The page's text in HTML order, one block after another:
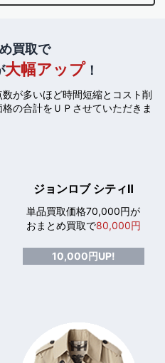
買取で
大幅アップ！
が多いほど時間短縮とコスト削
の合計をＵＰさせていただきま
ジョンロブ シティⅡ
単品買取価格70,000円が
おまとめ買取で80,000円
10,000円UP!